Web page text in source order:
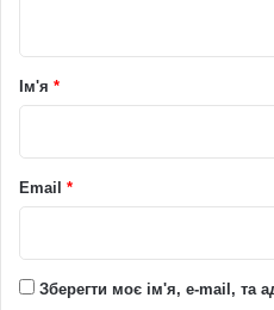
рІм'я *
Email *
Зберегти моє ім'я, e-mail, та